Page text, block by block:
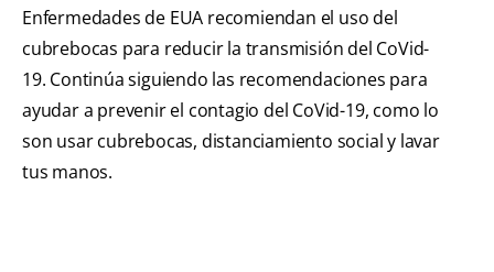
Enfermedades de EUA recomiendan el uso del
cubrebocas para reducir la transmisión del CoVid-
19. Continúa siguiendo las recomendaciones para
ayudar a prevenir el contagio del CoVid-19, como lo
son usar cubrebocas, distanciamiento social y lavar
tus manos.